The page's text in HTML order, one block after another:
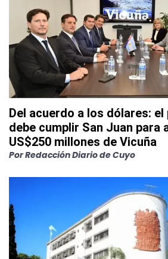
Del acuerdo a los dólares: el
debe cumplir San Juan para
US$250 millones de Vicuña
PorRedacción Diario de Cuyo